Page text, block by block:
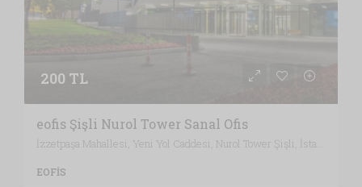
200 TL
eofis Şişli Nurol Tower Sanal Ofis
EOFIS